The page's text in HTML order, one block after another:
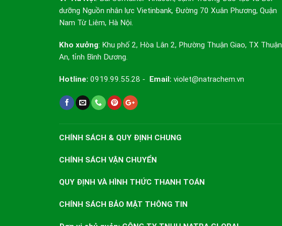
dưỡng Nguồn nhân lực Vietinbank, Đường 70 Xuân Phương, Quận
Nam Từ Liêm, Hà Nội.
Kho xưởng: Khu phố 2, Hòa Lân 2, Phường Thuận Giao, TX Thuận
An, tỉnh Bình Dương.
Hotline: 0919.99.55.28 - Email: violet@natrachem.vn
CHÍNH SÁCH & QUY ĐỊNH CHUNG
CHÍNH SÁCH VẬN CHUYỂN
QUY ĐỊNH VÀ HÌNH THỨC THANH TOÁN
CHÍNH SÁCH BẢO MẬT THÔNG TIN